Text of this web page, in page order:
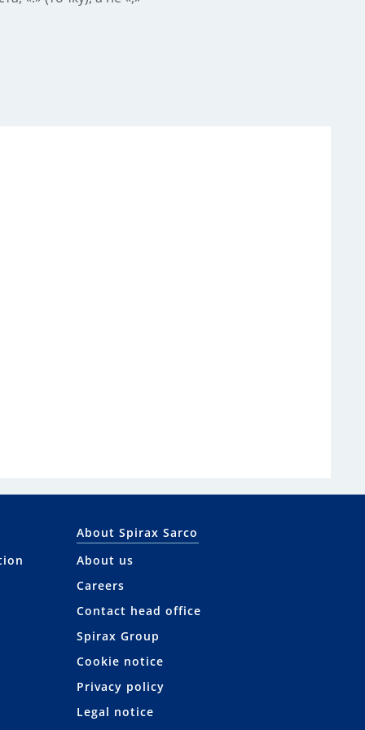
About Spirax Sarco
About us
Careers
Contact head office
Spirax Group
Cookie notice
Privacy policy
Legal notice